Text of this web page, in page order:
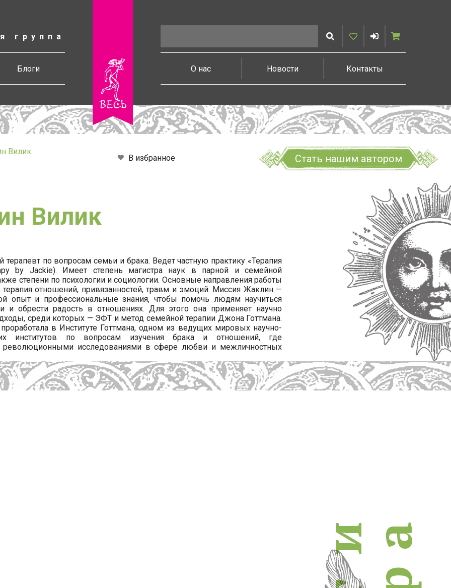
группа ИскатьИзбранное
ВойтиКорзина
Блоги О нас Новости Контакты
Вилик
В избранное Стать нашим автором
Вилик
по вопросам семьи и брака. Ведет частную практику «Терапия
by Jackie). Имеет степень магистра наук в парной и семейной
степени по психологии и социологии. Основные направления работы
терапия отношений, привязанностей, травм и эмоций. Миссия Жаклин —
опыт и профессиональные знания, чтобы помочь людям научиться
и обрести радость в отношениях. Для этого она применяет научно
среди которых — ЭФТ и метод семейной терапии Джона Готтмана.
в Институте Готтмана, одном из ведущих мировых научно-
институтов по вопросам изучения брака и отношений, где
революционными исследованиями в сфере любви и межличностных
книги автора
и
р
а